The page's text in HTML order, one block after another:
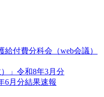
付費分科会（web会議）
」令和8年3月分
月分結果速報